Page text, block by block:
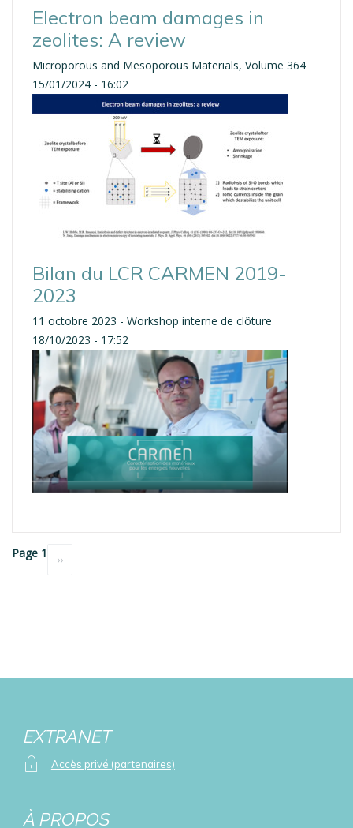
Electron beam damages in
zeolites: A review
Microporous and Mesoporous Materials, Volume 364
15/01/2024 - 16:02
Bilan du LCR CARMEN 2019-
2023
11 octobre 2023 - Workshop interne de clôture
18/10/2023 - 17:52
Pagination
Page 1
Page
››
EXTRANET
Accès privé (partenaires)
À PROPOS